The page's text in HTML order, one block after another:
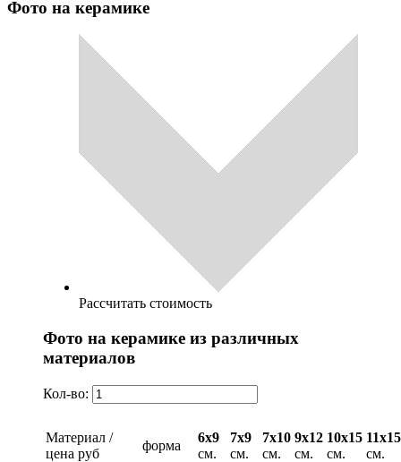
Фото на керамике
Рассчитать стоимость
Фото на керамике из различных
материалов
Кол-во:
Материал /
цена руб
форма
6х9
см.
7х9
см.
7х10
см.
9х12
см.
10х15
см.
11х15
см.